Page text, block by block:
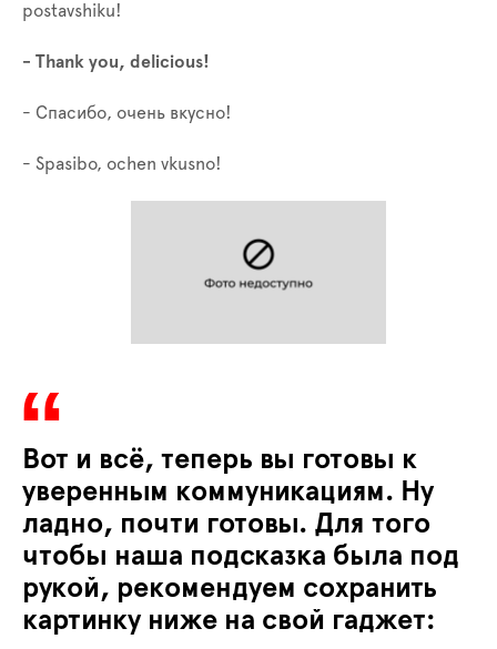
postavshiku!
- Thank you, delicious!
- Спасибо, очень вкусно!
- Spasibo, ochen vkusno!
Вот и всё, теперь вы готовы к
уверенным коммуникациям. Ну
ладно, почти готовы. Для того
чтобы наша подсказка была под
рукой, рекомендуем сохранить
картинку ниже на свой гаджет: